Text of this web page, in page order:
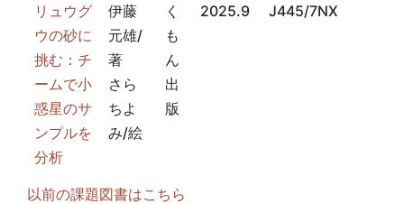
リュウグ
ウの砂に
挑む：チ
ームで小
惑星のサ
ンプルを
分析
伊藤
元雄/
著
さら
ちよ
み/絵
く
も
ん
出
版
2025.9 J445/7NX
以前の課題図書はこちら